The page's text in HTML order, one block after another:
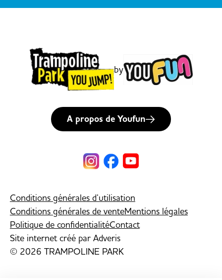
by
A propos de Youfun
Conditions générales d’utilisation
Conditions générales de venteMentions légales
Politique de confidentialitéContact
Site internet créé par Adveris
© 2026 TRAMPOLINE PARK